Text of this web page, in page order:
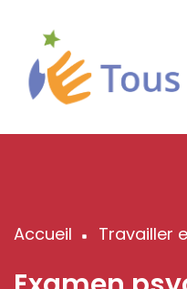
contenu
principal
Fil
Accueil Travailler